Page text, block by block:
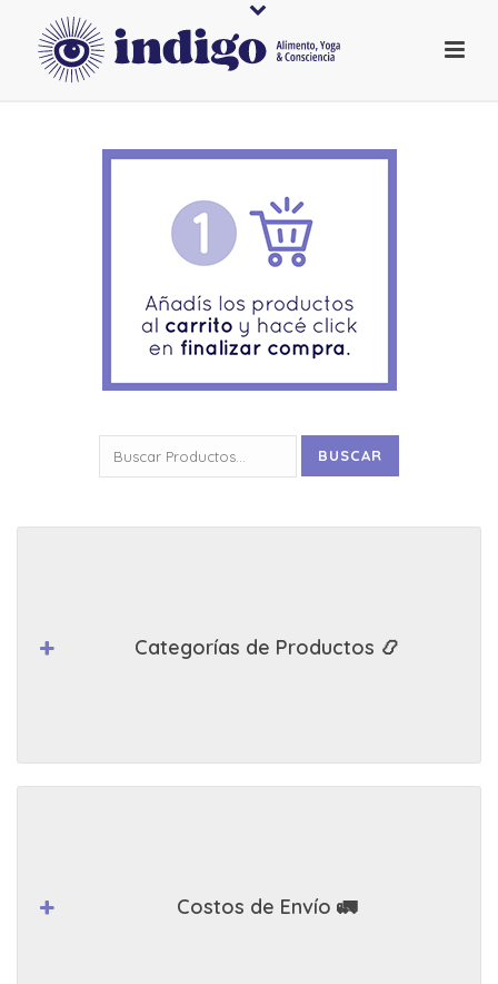
por:
BUSCAR
Categorías de Productos 📿
Costos de Envío 🚛